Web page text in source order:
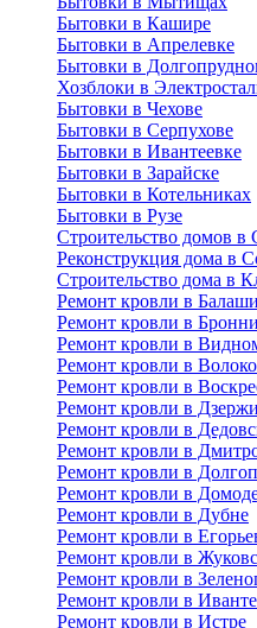
Бытовки в Кашире
Бытовки в Апрелевке
Бытовки в
Хозблоки в
Бытовки в Чехове
Бытовки в Серпухове
Бытовки в Ивантеевке
Бытовки в Зарайске
Бытовки в Котельниках
Бытовки в Рузе
Строительство домов в
Реконструкция дома в
Строительство дома в
Ремонт кровли в
Ремонт кровли в
Ремонт кровли в
Ремонт кровли в
Ремонт кровли в
Ремонт кровли в
Ремонт кровли в
Ремонт кровли в
Ремонт кровли в
Ремонт кровли в
Ремонт кровли в Дубне
Ремонт кровли в
Ремонт кровли в
Ремонт кровли в
Ремонт кровли в
Ремонт кровли в Истре